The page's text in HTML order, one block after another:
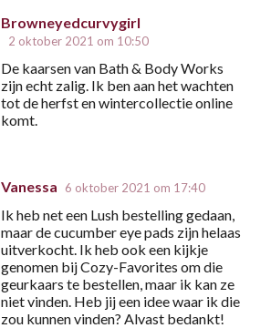
Browneyedcurvygirl
2 oktober 2021 om 10:50
De kaarsen van Bath & Body Works
zijn echt zalig. Ik ben aan het wachten
tot de herfst en wintercollectie online
komt.
Vanessa 6 oktober 2021 om 17:40
Ik heb net een Lush bestelling gedaan,
maar de cucumber eye pads zijn helaas
uitverkocht. Ik heb ook een kijkje
genomen bij Cozy-Favorites om die
geurkaars te bestellen, maar ik kan ze
niet vinden. Heb jij een idee waar ik die
zou kunnen vinden? Alvast bedankt!